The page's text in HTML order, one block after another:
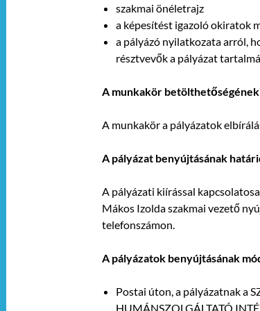
szakmai önéletrajz
a képesítést igazoló okiratok
a pályázó nyilatkozata arról,
résztvevők a pályázat
A munkakör
A munkakör a pályázatok
A pályázat benyújtásának
A pályázati kiírással
Mákos Izolda szakmai vezető
telefonszámon.
A pályázatok benyújtásának
Postai úton, a pályázatnak a
HUMÁNSZOLGÁLTATÓ